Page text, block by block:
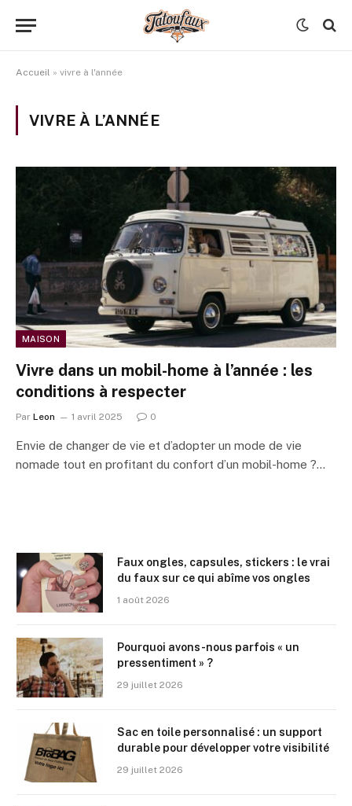
Accueil » vivre à l'année
VIVRE À L’ANNÉE
MAISON
Vivre dans un mobil-home à l’année : les
conditions à respecter
Par Leon 1 avril 2025 0
Envie de changer de vie et d’adopter un mode de vie
nomade tout en profitant du confort d’un mobil-home ?…
Faux ongles, capsules, stickers : le vrai
du faux sur ce qui abîme vos ongles
1 août 2026
Pourquoi avons-nous parfois « un
pressentiment » ?
29 juillet 2026
Sac en toile personnalisé : un support
durable pour développer votre visibilité
29 juillet 2026